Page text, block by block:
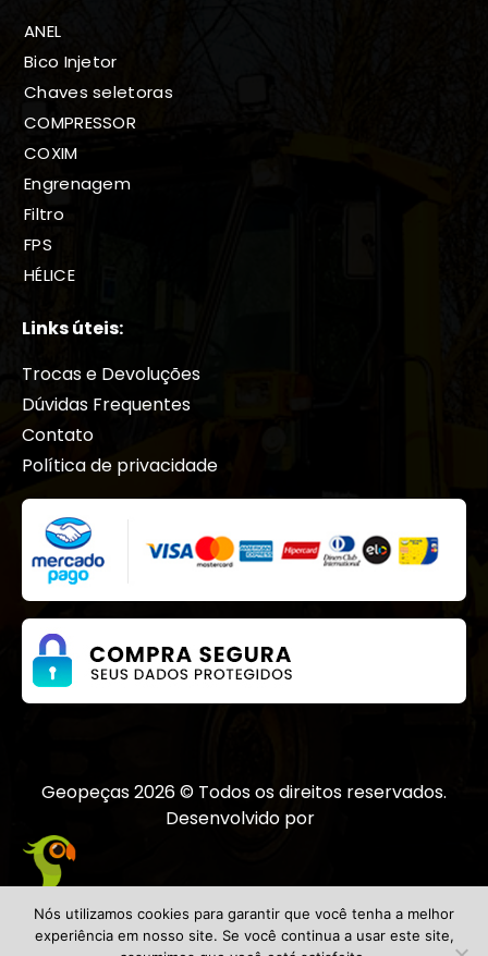
ANEL
Bico Injetor
Chaves seletoras
COMPRESSOR
COXIM
Engrenagem
Filtro
FPS
HÉLICE
Juntas
Motor
Motor Hidraulico
PARAFUSOS
PINOS E BUCHAS
Reparo
Reservatório
Rodantes
Solenoides
TIRA DE BRONZE
Transmissão
Válvula Termostatica
Links úteis:
Trocas e Devoluções
Dúvidas Frequentes
Contato
Política de privacidade
Geopeças 2026 © Todos os direitos reservados.
Desenvolvido por
Nós utilizamos cookies para garantir que você tenha a melhor
experiência em nosso site. Se você continua a usar este site,